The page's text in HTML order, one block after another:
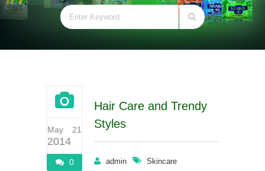
May 21
2014
0
Hair Care and Trendy
Styles
admin
Skincare